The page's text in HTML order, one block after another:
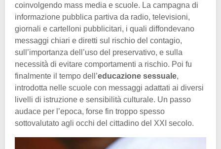
coinvolgendo mass media e scuole. La campagna di
informazione pubblica partiva da radio, televisioni,
giornali e cartelloni pubblicitari, i quali diffondevano
messaggi chiari e diretti sul rischio del contagio,
sull’importanza dell’uso del preservativo, e sulla
necessità di evitare comportamenti a rischio. Poi fu
finalmente il tempo dell’educazione sessuale,
introdotta nelle scuole con messaggi adattati ai diversi
livelli di istruzione e sensibilità culturale. Un passo
audace per l’epoca, forse fin troppo spesso
sottovalutato agli occhi del cittadino del XXI secolo.